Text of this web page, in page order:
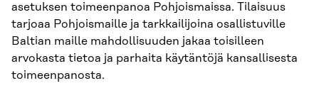
asetuksen toimeenpanoa Pohjoismaissa. Tilaisuus
tarjoaa Pohjoismaille ja tarkkailijoina osallistuville
Baltian maille mahdollisuuden jakaa toisilleen
arvokasta tietoa ja parhaita käytäntöjä kansallisesta
toimeenpanosta.